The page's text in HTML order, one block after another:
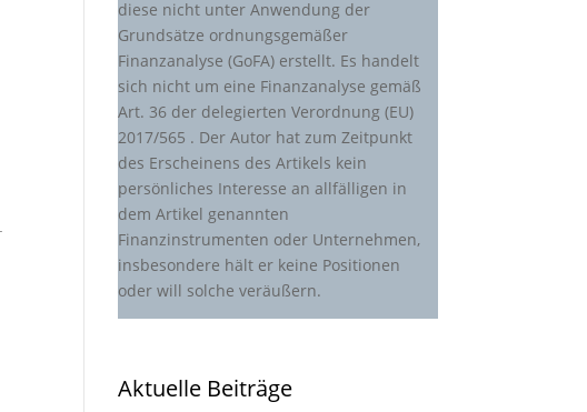
diese nicht unter Anwendung der
Grundsätze ordnungsgemäßer
Finanzanalyse (GoFA) erstellt. Es handelt
sich nicht um eine Finanzanalyse gemäß
Art. 36 der delegierten Verordnung (EU)
2017/565 . Der Autor hat zum Zeitpunkt
des Erscheinens des Artikels kein
persönliches Interesse an allfälligen in
dem Artikel genannten
Finanzinstrumenten oder Unternehmen,
insbesondere hält er keine Positionen
oder will solche veräußern.
Aktuelle Beiträge